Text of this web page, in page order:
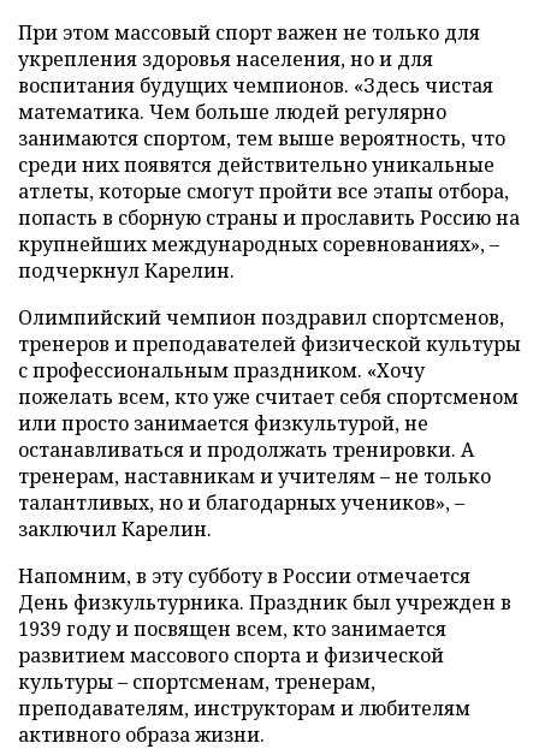
При этом массовый спорт важен не только для
укрепления здоровья населения, но и для
воспитания будущих чемпионов. «Здесь чистая
математика. Чем больше людей регулярно
занимаются спортом, тем выше вероятность, что
среди них появятся действительно уникальные
атлеты, которые смогут пройти все этапы отбора,
попасть в сборную страны и прославить Россию на
крупнейших международных соревнованиях», –
подчеркнул Карелин.
Олимпийский чемпион поздравил спортсменов,
тренеров и преподавателей физической культуры
с профессиональным праздником. «Хочу
пожелать всем, кто уже считает себя спортсменом
или просто занимается физкультурой, не
останавливаться и продолжать тренировки. А
тренерам, наставникам и учителям – не только
талантливых, но и благодарных учеников», –
заключил Карелин.
Напомним, в эту субботу в России отмечается
День физкультурника. Праздник был учрежден в
1939 году и посвящен всем, кто занимается
развитием массового спорта и физической
культуры – спортсменам, тренерам,
преподавателям, инструкторам и любителям
активного образа жизни.